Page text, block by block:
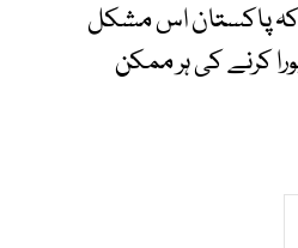
کہ پاکستان اس مشکل
کرنے کی ہر ممکن